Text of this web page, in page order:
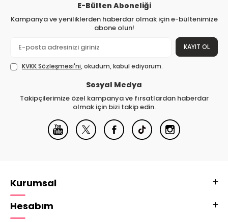
E-Bülten Aboneliği
Kampanya ve yeniliklerden haberdar olmak için e-bültenimize
abone olun!
KAYIT OL
KVKK Sözleşmesi'ni, okudum, kabul ediyorum.
Sosyal Medya
Takipçilerimize özel kampanya ve fırsatlardan haberdar
olmak için bizi takip edin.
Kurumsal
Hesabım